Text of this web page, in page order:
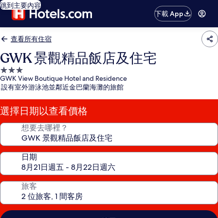
跳到主要內容
下載 App
查看所有住宿
GWK 景觀精品飯店及住宅
3.0
星
級
住
宿
GWK View Boutique Hotel and Residence
設有室外游泳池並鄰近金巴蘭海灘的旅館
選擇日期以查看價格
想要去哪裡？
日期
旅客